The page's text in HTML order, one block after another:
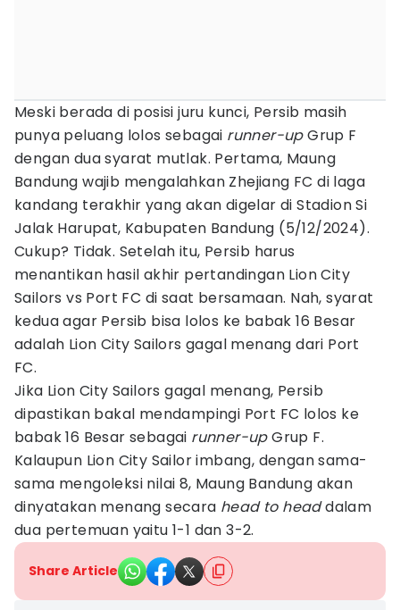
Meski berada di posisi juru kunci, Persib masih
punya peluang lolos sebagai runner-upGrup F
dengan dua syarat mutlak. Pertama, Maung
Bandung wajib mengalahkan Zhejiang FC di laga
kandang terakhir yang akan digelar di Stadion Si
Jalak Harupat, Kabupaten Bandung (5/12/2024).
Cukup? Tidak. Setelah itu, Persib harus
menantikan hasil akhir pertandingan Lion City
Sailors vs Port FC di saat bersamaan. Nah, syarat
kedua agar Persib bisa lolos ke babak 16 Besar
adalah Lion City Sailors gagal menang dari Port
FC.
Jika Lion City Sailors gagal menang, Persib
dipastikan bakal mendampingi Port FC lolos ke
babak 16 Besar sebagai runner-upGrup F.
Kalaupun Lion City Sailor imbang, dengan sama-
sama mengoleksi nilai 8, Maung Bandung akan
dinyatakan menang secara head to headdalam
dua pertemuan yaitu 1-1 dan 3-2.
Share Article